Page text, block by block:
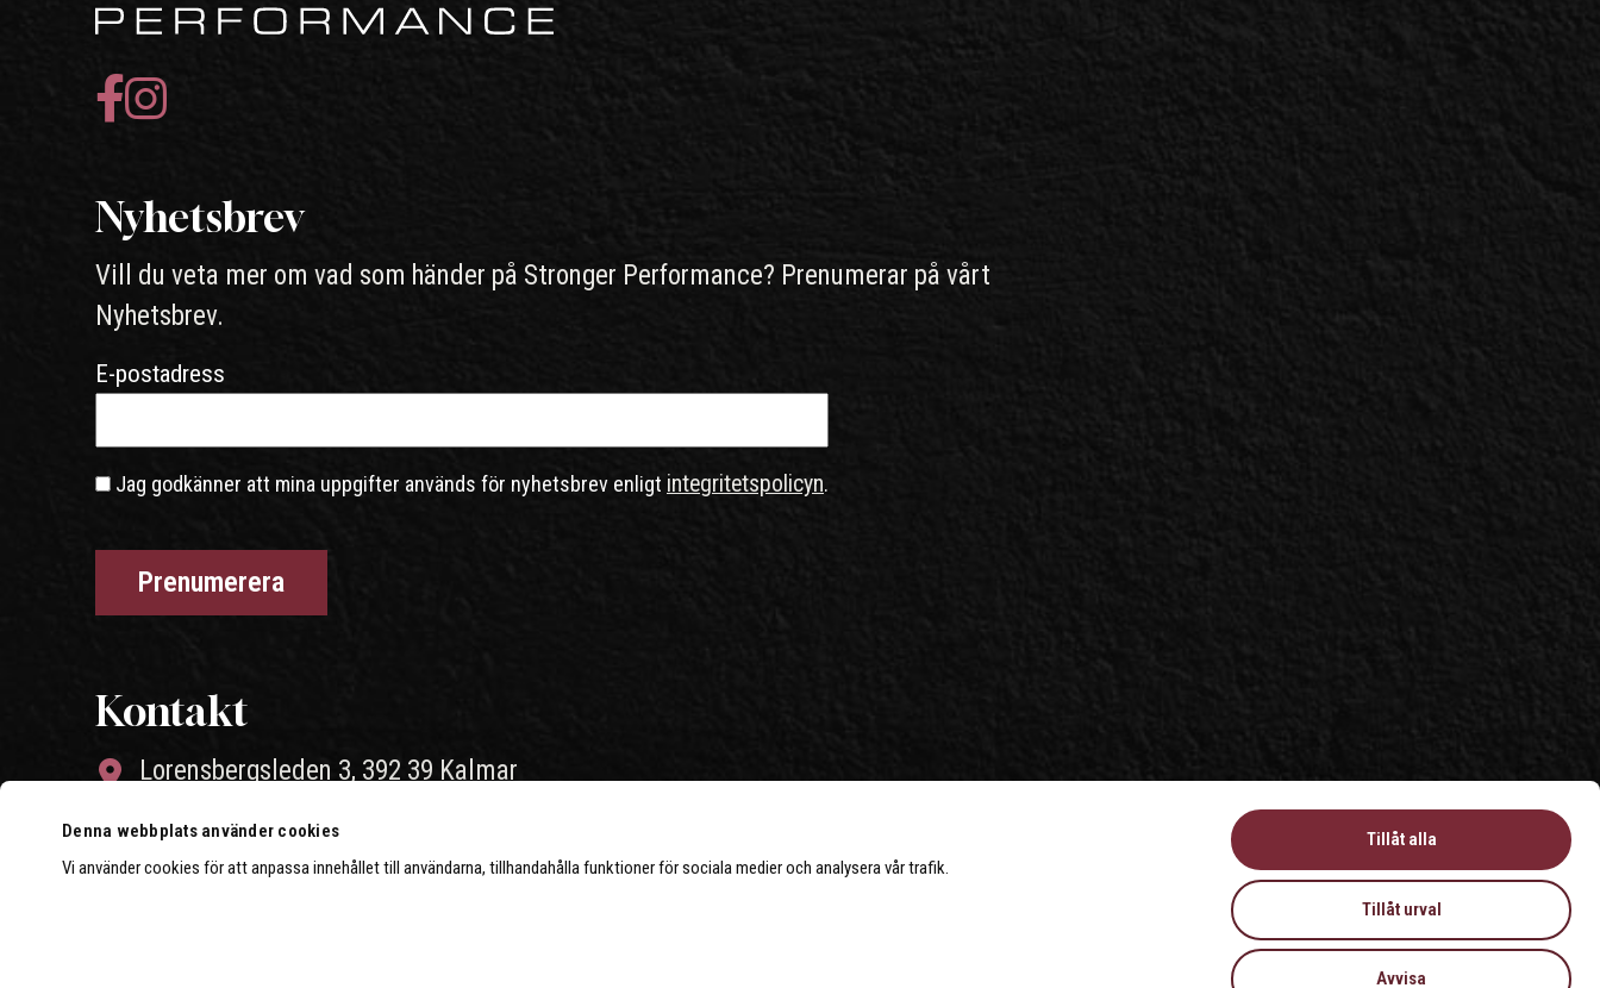
Denna webbplats använder cookies
Vi använder cookies för att anpassa innehållet till användarna, tillhandahålla funktioner för sociala medier och analysera vår trafik.
Tillåt alla
Tillåt urval
Avvisa
Nyhetsbrev
Vill du veta mer om vad som händer på Stronger Performance? Prenumerar på vårt
Nyhetsbrev.
E-postadress
Jag godkänner att mina uppgifter används för nyhetsbrev enligt integritetspolicyn.
Kontakt
Lorensbergsleden 3, 392 39 Kalmar
010-26 46 004
info@strongerperformance.se